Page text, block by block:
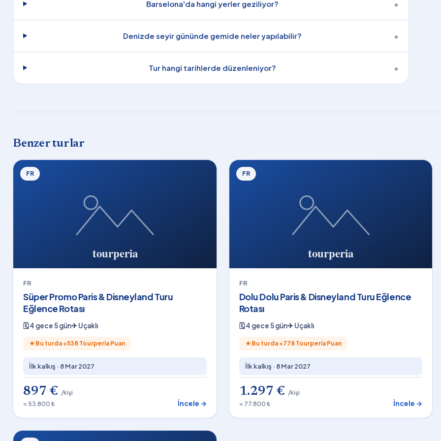
Barselona'da hangi yerler geziliyor? +
Denizde seyir gününde gemide neler yapılabilir? +
Tur hangi tarihlerde düzenleniyor? +
Benzer turlar
FR
FR
Süper Promo Paris & Disneyland Turu
Eğlence Rotası
🗓4 gece 5 gün✈Uçaklı
★ Bu turda +538 Tourperia Puan
İlk kalkış · 8 Mar 2027
897 € /kişi
≈ 53.800 ₺
İncele →
FR
FR
Dolu Dolu Paris & Disneyland Turu Eğlence
Rotası
🗓4 gece 5 gün✈Uçaklı
★ Bu turda +778Tourperia Puan
İlk kalkış · 8 Mar 2027
1.297 € /kişi
≈ 77.800 ₺
İncele →